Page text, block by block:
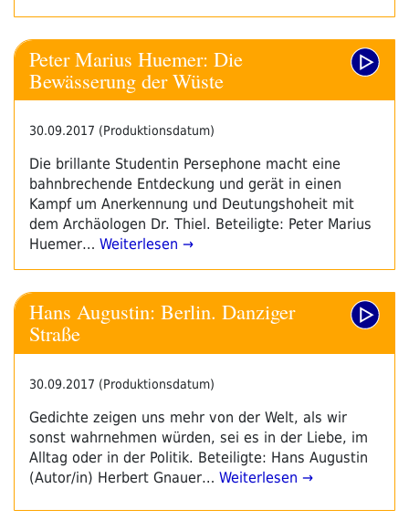
Peter Marius Huemer: Die
Bewässerung der Wüste
30.09.2017 (Produktionsdatum)
Die brillante Studentin Persephone macht eine
bahnbrechende Entdeckung und gerät in einen
Kampf um Anerkennung und Deutungshoheit mit
dem Archäologen Dr. Thiel. Beteiligte: Peter Marius
Huemer… Weiterlesen →
Hans Augustin: Berlin. Danziger
Straße
30.09.2017 (Produktionsdatum)
Gedichte zeigen uns mehr von der Welt, als wir
sonst wahrnehmen würden, sei es in der Liebe, im
Alltag oder in der Politik. Beteiligte: Hans Augustin
(Autor/in) Herbert Gnauer… Weiterlesen →